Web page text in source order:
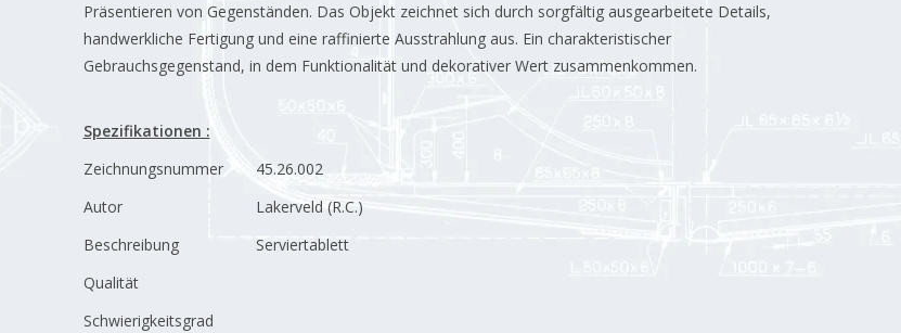
Präsentieren von Gegenständen. Das Objekt zeichnet sich durch sorgfältig ausgearbeitete Details,
handwerkliche Fertigung und eine raffinierte Ausstrahlung aus. Ein charakteristischer
Gebrauchsgegenstand, in dem Funktionalität und dekorativer Wert zusammenkommen.
Spezifikationen :
Zeichnungsnummer
45.26.002
Autor
Lakerveld (R.C.)
Beschreibung
Serviertablett
Qualität
Schwierigkeitsgrad